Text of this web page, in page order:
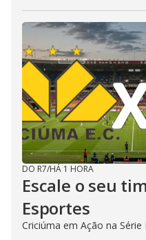
DO R7/HÁ 1 HORA
Escale o seu
Esportes
Criciúma em Ação na Série